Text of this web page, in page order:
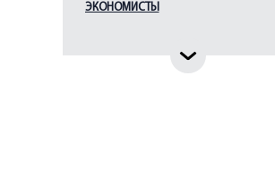
Гауш А. Ф.
Гоголев К.А.
ЭКОНОМИСТЫ